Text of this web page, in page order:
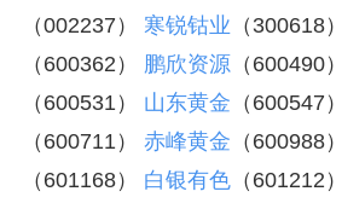
（002237） 寒锐钴业 （300618）
（600362） 鹏欣资源（600490）
（600531） 山东黄金 （600547）
（600711） 赤峰黄金 （600988）
（601168） 白银有色（601212）